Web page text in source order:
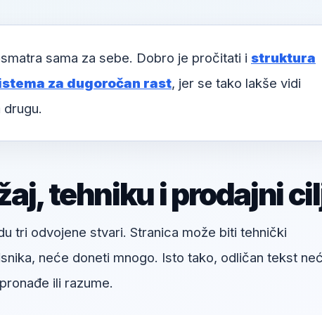
sama za sebe. Dobro je pročitati i struktura
za dugoročan rast, jer se tako lakše vidi
drugu.
tehniku i prodajni
tri odvojene stvari. Stranica može biti tehnički
neće doneti mnogo. Isto tako, odličan tekst
ili razume.